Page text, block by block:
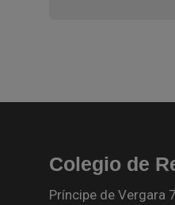
Colegio de
Príncipe de Vergara